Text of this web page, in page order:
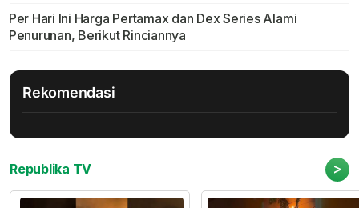
Per Hari Ini Harga Pertamax dan Dex Series Alami
Penurunan, Berikut Rinciannya
Rekomendasi
Republika TV >